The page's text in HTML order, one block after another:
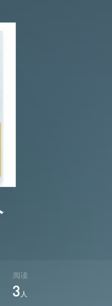
阅读
3 人